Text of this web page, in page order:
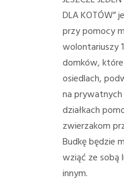
DLA KOTÓW”
przy pomocy
wolontariuszy
domków,
osiedlach,
na
działkach
zwierzakom
Budkę będzie
wziąć ze sobą
innym.